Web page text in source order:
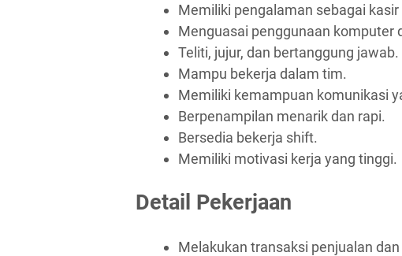
Memiliki pengalaman sebagai
Menguasai penggunaan komputer
Teliti, jujur, dan bertanggung jawab.
Mampu bekerja dalam tim.
Memiliki kemampuan komunikasi
Berpenampilan menarik dan rapi.
Bersedia bekerja shift.
Memiliki motivasi kerja yang tinggi.
Detail Pekerjaan
Melakukan transaksi penjualan